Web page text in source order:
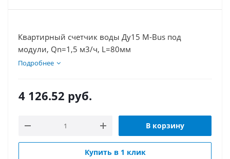
Квартирный счетчик воды Ду15 M-Bus под
модули, Qn=1,5 м3/ч, L=80мм
Подробнее
4 126.52 руб.
В корзину
Купить в 1 клик